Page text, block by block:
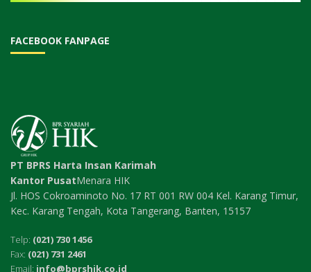
FACEBOOK FANPAGE
PT BPRS Harta Insan Karimah
Kantor PusatMenara HIK
Jl. HOS Cokroaminoto No. 17 RT 001 RW 004 Kel. Karang Timur,
Kec. Karang Tengah, Kota Tangerang, Banten, 15157
Telp: (021) 730 1456
Fax: (021) 731 2461
Email: info@bprshik.co.id